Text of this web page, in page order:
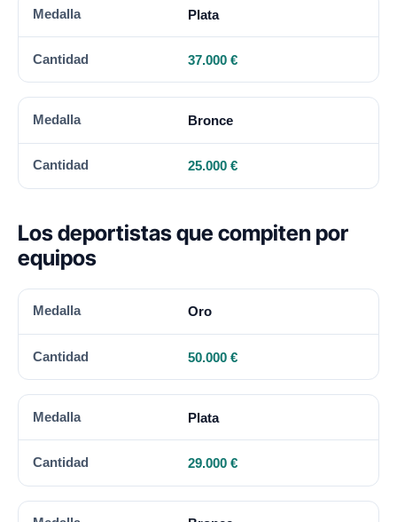
Plata
37.000 €
Bronce
25.000 €
Los deportistas que compiten por
equipos
MEDALLA CANTIDADOro
50.000 €
Plata
29.000 €